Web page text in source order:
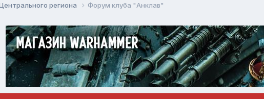
региона Форум клуба "Анклав"